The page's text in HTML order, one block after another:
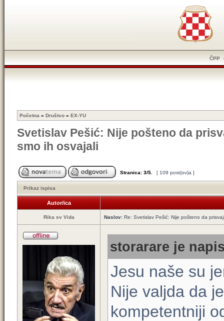
ČPP
Početna » Društvo » EX-YU
Svetislav Pešić: Nije pošteno da
smo ih osvajali
Stranica: 3/5 [ 109 post(ov)a ]
Prikaz ispisa
Autor/ica
Rika sv Vida Naslov: Re: Svetislav Pešić: Nije pošteno da
storarare je
Jesu naše su
Nije valjda da
kompetentniji